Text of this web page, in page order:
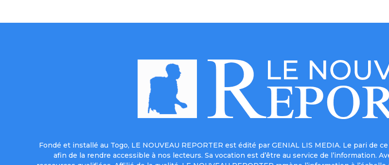
Fondé et installé au Togo, LE NOUVEAU REPORTER est édité par GENIAL LIS MEDIA. Le pari de
afin de la rendre accessible à nos lecteurs. Sa vocation est d’être au service de l’information.